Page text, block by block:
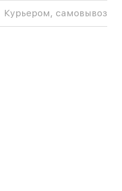
Курьером, самовывоз